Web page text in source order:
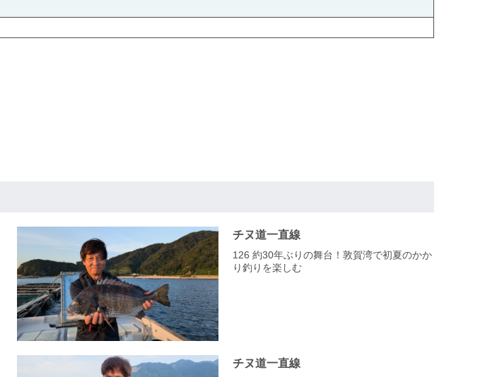
チヌ道一直線
126 約30年ぶりの舞台！敦賀湾で初夏のかか
り釣りを楽しむ
チヌ道一直線